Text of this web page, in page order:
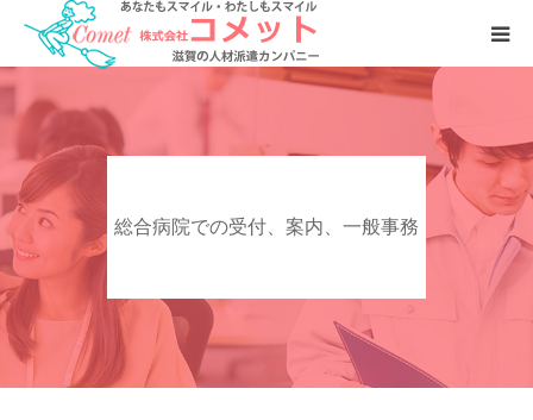
総合病院での受付、案内、一般事務
お仕事をおさがしの方へ
人材をおさがしの企業様へ
会社案内